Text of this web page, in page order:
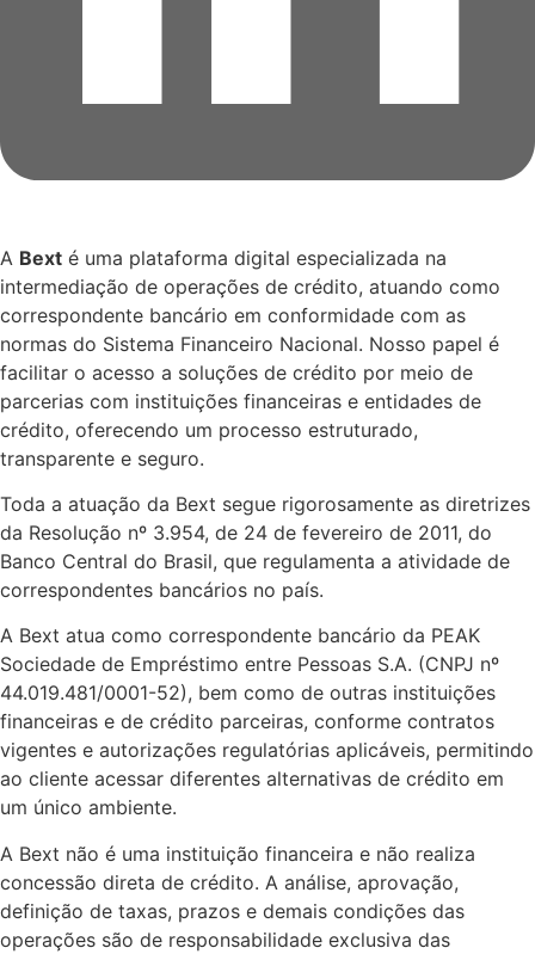
A Bext é uma plataforma digital especializada na
intermediação de operações de crédito, atuando como
correspondente bancário em conformidade com as
normas do Sistema Financeiro Nacional. Nosso papel é
facilitar o acesso a soluções de crédito por meio de
parcerias com instituições financeiras e entidades de
crédito, oferecendo um processo estruturado,
transparente e seguro.
Toda a atuação da Bext segue rigorosamente as diretrizes
da Resolução nº 3.954, de 24 de fevereiro de 2011, do
Banco Central do Brasil, que regulamenta a atividade de
correspondentes bancários no país.
A Bext atua como correspondente bancário da PEAK
Sociedade de Empréstimo entre Pessoas S.A. (CNPJ nº
44.019.481/0001-52), bem como de outras instituições
financeiras e de crédito parceiras, conforme contratos
vigentes e autorizações regulatórias aplicáveis, permitindo
ao cliente acessar diferentes alternativas de crédito em
um único ambiente.
A Bext não é uma instituição financeira e não realiza
concessão direta de crédito. A análise, aprovação,
definição de taxas, prazos e demais condições das
operações são de responsabilidade exclusiva das